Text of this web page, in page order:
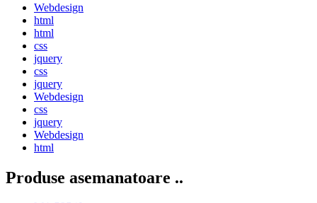
Webdesign
html
html
css
jquery
css
jquery
Webdesign
css
jquery
Webdesign
html
Produse asemanatoare ..